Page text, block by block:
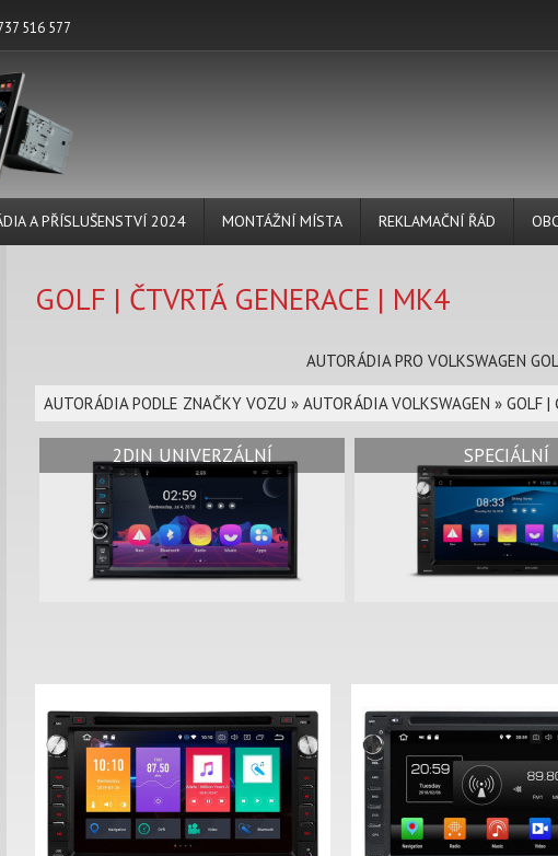
516 577
A PŘÍSLUŠENSTVÍ 2024 MONTÁŽNÍ MÍSTA REKLAMAČNÍ ŘÁD
GOLF | ČTVRTÁ GENERACE | MK4
AUTORÁDIA PRO VOLKSWAGEN
AUTORÁDIA PODLE ZNAČKY VOZU » AUTORÁDIA VOLKSWAGEN » GOLF |
2DIN UNIVERZÁLNÍ SPECIÁLNÍ